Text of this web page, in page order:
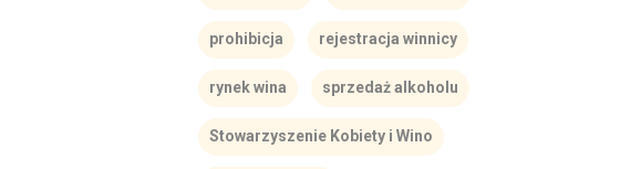
prohibicja rejestracja winnicy
rynek wina sprzedaż alkoholu
Stowarzyszenie Kobiety i Wino